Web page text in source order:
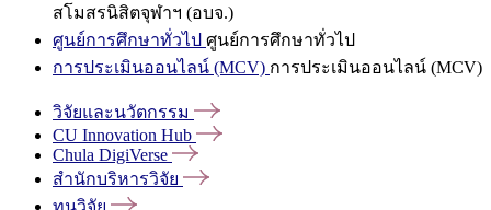
สโมสรนิสิตจุฬาฯ (อบจ.)
ศูนย์การศึกษาทั่วไป ศูนย์การศึกษาทั่วไป
การประเมินออนไลน์ (MCV) การประเมินออนไลน์ (MCV)
วิจัยและนวัตกรรม
CU Innovation Hub
Chula DigiVerse
สำนักบริหารวิจัย
ทุนวิจัย